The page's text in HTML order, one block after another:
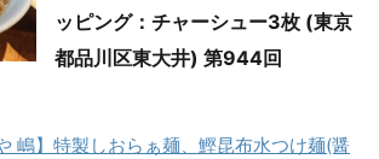
ッピング：チャーシュー3枚 (東京
都品川区東大井) 第944回
嶋】特製しおらぁ麺、鰹昆布水つけ麺(醤